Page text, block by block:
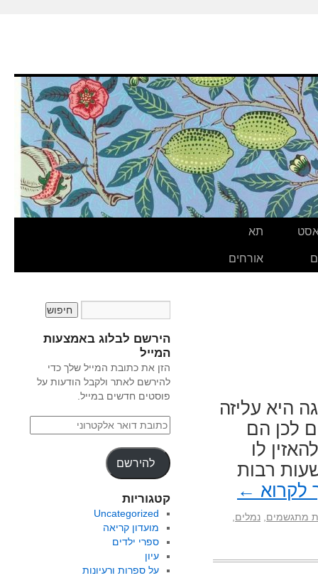
תא
אורחים
היא עליזה
לכן הם
לו
רבות
לקרוא ←
מתגשמים נמלים
הירשם לבלוג באמצעות
המייל
הזן את כתובת המייל שלך כדי
להירשם לאתר ולקבל הודעות על
פוסטים חדשים במייל.
להירשם
קטגוריות
Uncategorized
מועדון קריאה
ספרי ילדים
עיון
על ספרות ורעיונות